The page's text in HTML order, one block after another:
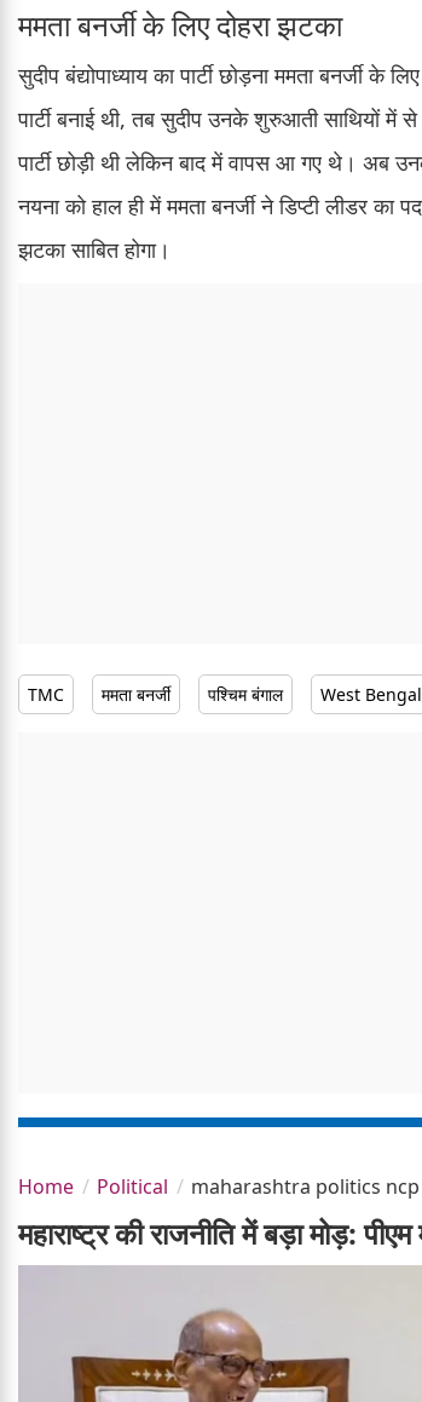
ममता बनर्जी के लिए दोहरा झटका
सुदीप बंद्योपाध्याय का पार्टी छोड़ना ममता
पार्टी बनाई थी, तब सुदीप उनके शुरुआती साथियों में
पार्टी छोड़ी थी लेकिन बाद में वापस आ गए थे। अब
नयना को हाल ही में ममता बनर्जी ने डिप्टी लीडर का
झटका साबित होगा।
TMC ममता बनर्जी पश्चिम बंगाल West
Home Political maharashtra politics
महाराष्ट्र की राजनीति में बड़ा मोड़: